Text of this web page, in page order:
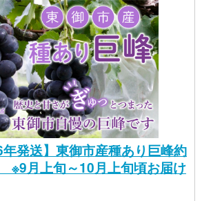
年発送】東御市産種あり巨峰約
月上旬～10月上旬頃お届け